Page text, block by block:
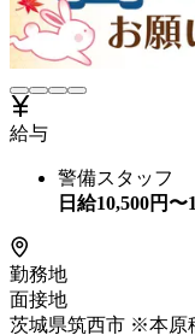
給与
警備スタッフ
日給10,500円〜
勤務地
面接地
茨城県筑西市 ※本原